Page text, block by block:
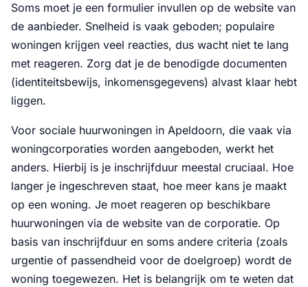
Soms moet je een formulier invullen op de website van
de aanbieder. Snelheid is vaak geboden; populaire
woningen krijgen veel reacties, dus wacht niet te lang
met reageren. Zorg dat je de benodigde documenten
(identiteitsbewijs, inkomensgegevens) alvast klaar hebt
liggen.
Voor sociale huurwoningen in Apeldoorn, die vaak via
woningcorporaties worden aangeboden, werkt het
anders. Hierbij is je inschrijfduur meestal cruciaal. Hoe
langer je ingeschreven staat, hoe meer kans je maakt
op een woning. Je moet reageren op beschikbare
huurwoningen via de website van de corporatie. Op
basis van inschrijfduur en soms andere criteria (zoals
urgentie of passendheid voor de doelgroep) wordt de
woning toegewezen. Het is belangrijk om te weten dat